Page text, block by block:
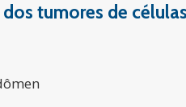
tumores de